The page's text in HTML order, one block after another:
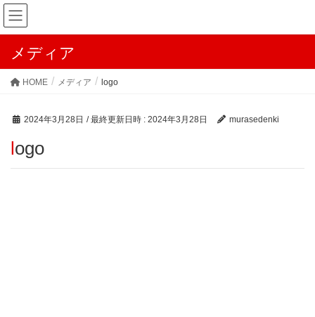
メディア
HOME メディア logo
2024年3月28日 / 最終更新日時 : 2024年3月28日 murasedenki
logo